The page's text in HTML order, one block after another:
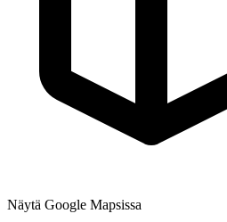
Näytä Google Mapsissa